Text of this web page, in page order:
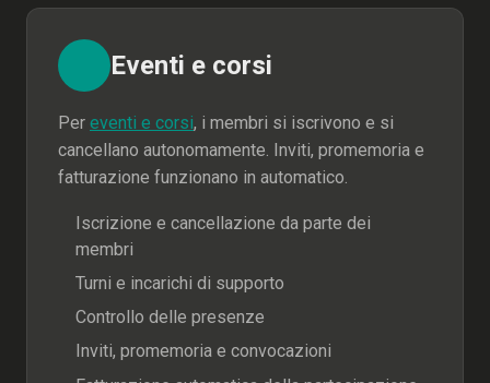
Eventi e corsi
Per eventi e corsi, i membri si iscrivono e si
cancellano autonomamente. Inviti, promemoria e
fatturazione funzionano in automatico.
Iscrizione e cancellazione da parte dei
membri
Turni e incarichi di supporto
Controllo delle presenze
Inviti, promemoria e convocazioni